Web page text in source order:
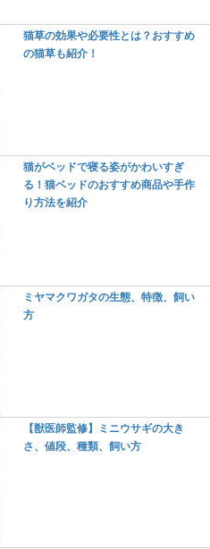
猫草の効果や必要性とは？おすすめ
の猫草も紹介！
猫がベッドで寝る姿がかわいすぎ
る！猫ベッドのおすすめ商品や手作
り方法を紹介
ミヤマクワガタの生態、特徴、飼い
方
【獣医師監修】ミニウサギの大き
さ、値段、種類、飼い方